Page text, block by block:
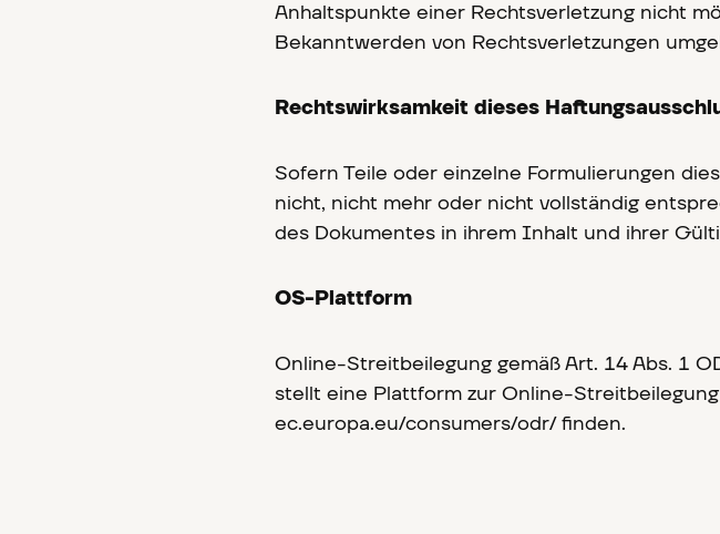
Anhaltspunkte einer Rechtsverletzung nicht
Bekanntwerden von Rechtsverletzungen
Rechtswirksamkeit dieses
Sofern Teile oder einzelne Formulierungen
nicht, nicht mehr oder nicht vollständig
des Dokumentes in ihrem Inhalt und ihrer
OS-Plattform
Online-Streitbeilegung gemäß Art. 14 Abs. 1
stellt eine Plattform zur Online-
ec.europa.eu/consumers/odr/ finden.